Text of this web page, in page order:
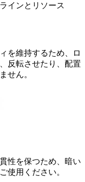
インとリソース
を維持するため、ロ
反転させたり、配置
せん。
性を保つため、暗い
使用ください。